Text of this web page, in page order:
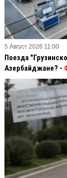
5 Август 2026 11:00
Поезда
Азербайджане? -